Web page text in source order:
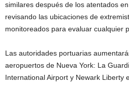
similares después de los atentados
revisando las ubicaciones de
monitoreados para evaluar cualquier
Las autoridades portuarias
aeropuertos de Nueva York: La
International Airport y Newark Liberty